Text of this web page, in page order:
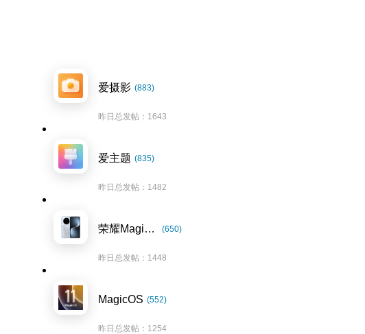
爱摄影 (883)
昨日总发帖：1643
爱主题 (835)
昨日总发帖：1482
荣耀Magic7系列 (650)
昨日总发帖：1448
MagicOS (552)
昨日总发帖：1254